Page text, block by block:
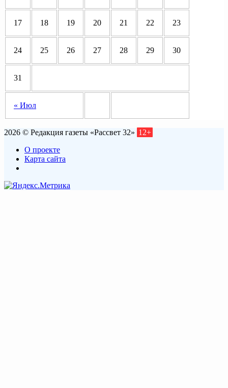
« Июл
17 18 19 20 21 22 23
24 25 26 27 28 29 30
31
2026 © Редакция газеты «Рассвет 32» 12+
О проекте
Карта сайта